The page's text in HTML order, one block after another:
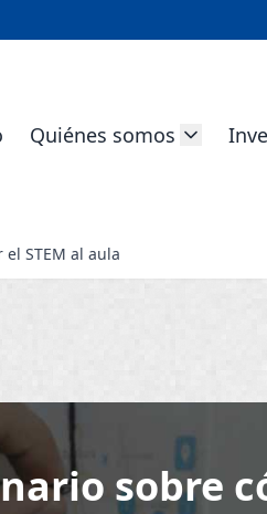
Quiénes somos
STEM al aula
sobre